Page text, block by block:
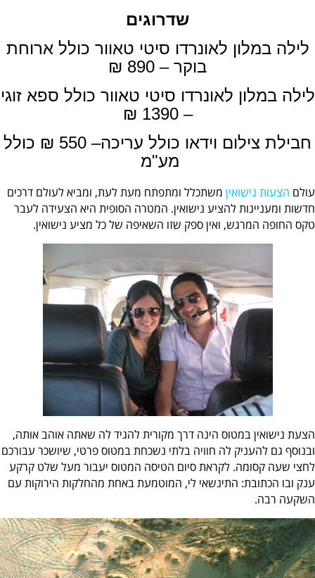
שדרוגים
לילה במלון לאונרדו סיטי טאוור כולל ארוחת
בוקר – 890 ₪
לילה במלון לאונרדו סיטי טאוור כולל ספא זוגי
– 1390 ₪
חבילת צילום וידאו כולל עריכה– 550 ₪ כולל
מע"מ
עולם הצעות נישואין משתכלל ומתפתח מעת לעת, ומביא לעולם דרכים
חדשות ומעניינות להציע נישואין. המטרה הסופית היא הצעידה לעבר
טקס החופה המרגש, ואין ספק שזו השאיפה של כל מציע נישואין.
הצעת נישואין במטוס הינה דרך מקורית להגיד לה שאתה אוהב אותה,
ובנוסף גם להעניק לה חוויה בלתי נשכחת במטוס פרטי, שיושכר עבורכם
לחצי שעה קסומה. לקראת סיום הטיסה המטוס יעבור מעל שלט קרקע
ענק ובו הכתובת: התינשאי לי, המוטמעת באחת מהחלקות הירוקות עם
השקעה רבה.